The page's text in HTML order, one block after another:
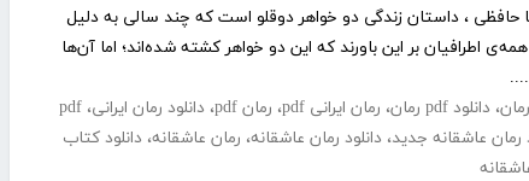
، داﺳﺘﺎن زندگی دو ﺧﻮاﻫﺮ دوﻗﻠﻮ است ﮐﻪ ﭼﻨﺪ ﺳﺎلی به دﻟﯿﻞ
اطرافیان بر این باورند که این دو خواهر کشته شده‌اند؛ اما آن‌ها
، دانلود pdf رمان ، رمان ایرانی pdf ، رمان pdf ، دانلود رمان ایرانی، pdf
رمان عاشقانه جدید، دانلود رمان عاشقانه، رمان عاشقانه، دانلود کتاب